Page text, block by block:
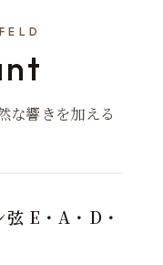
な響きを加える
E・A・D・